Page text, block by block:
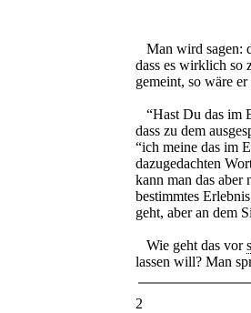
Man wird sagen:
dass es wirklich so
gemeint, so wäre
“Hast Du das im
dass zu dem
“ich meine das im
dazugedachten
kann man das
bestimmtes
geht, aber an dem
Wie geht das vor
lassen will? Man
2